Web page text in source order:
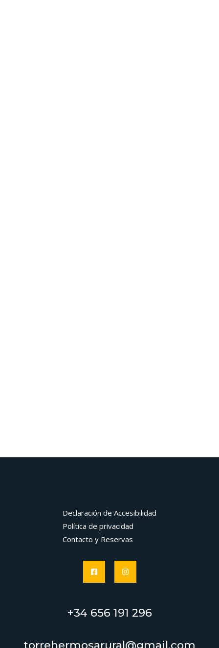
Declaración de Accesibilidad
Política de privacidad
Contacto y Reservas
+34 656 191 296
torrehermosarural@gmail.com